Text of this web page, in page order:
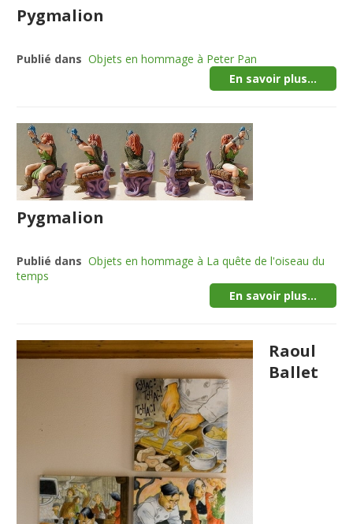
Pygmalion
Publié dans Objets en hommage à Peter Pan
En savoir plus...
Pygmalion
Publié dans Objets en hommage à La quête de l'oiseau du
temps
En savoir plus...
Raoul
Ballet